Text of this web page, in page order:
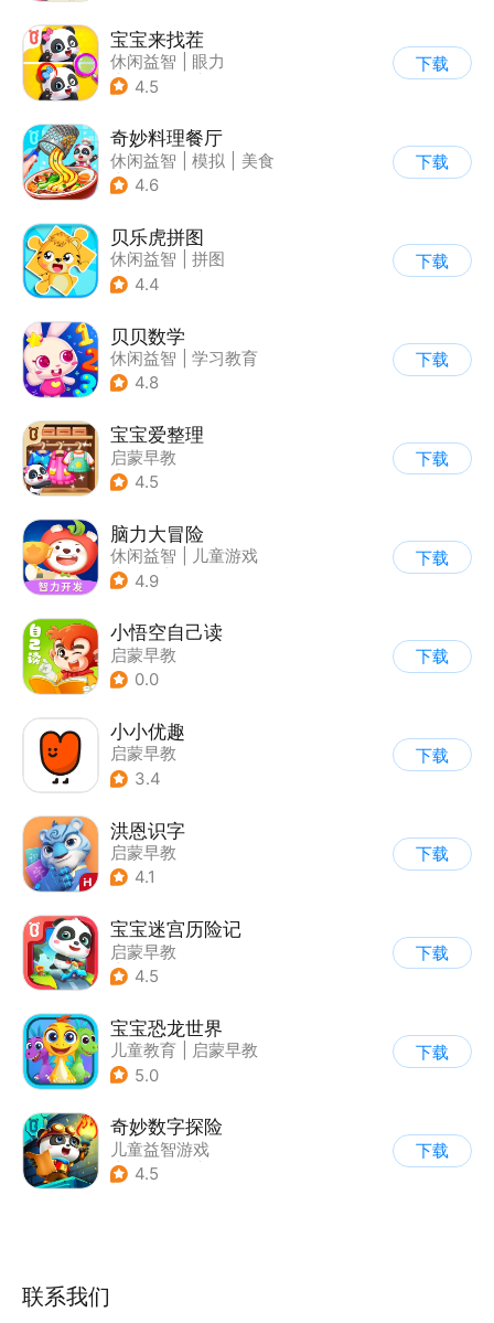
宝宝来找茬
休闲益智
眼力
| 宝宝巴士
4.5
下载
奇妙料理餐厅
休闲益智 模拟
美食
| 宝宝巴士
4.6
下载
贝乐虎拼图
休闲益智
拼图
| 学习教育
4.4
下载
贝贝数学
休闲益智
学习教育
| 儿童游戏
4.8
下载
宝宝爱整理
启蒙早教
| 儿童益智游戏
4.5
下载
脑力大冒险
休闲益智
儿童游戏
| 卡通
4.9
下载
小悟空自己读
启蒙早教
0.0
下载
小小优趣
启蒙早教
3.4
下载
洪恩识字
启蒙早教
4.1
下载
宝宝迷宫历险记
启蒙早教
| 儿童益智游戏
4.5
下载
宝宝恐龙世界
儿童教育
启蒙早教
5.0
下载
奇妙数字探险
儿童益智游戏
| 兴趣学习
4.5
下载
联系我们